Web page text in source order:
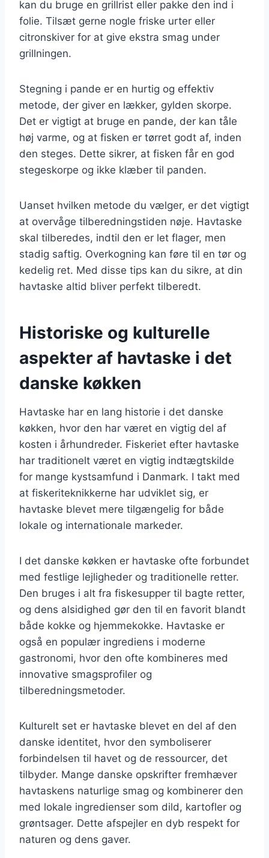
kan du bruge en grillrist eller pakke den ind i
folie. Tilsæt gerne nogle friske urter eller
citronskiver for at give ekstra smag under
grillningen.
Stegning i pande er en hurtig og effektiv
metode, der giver en lækker, gylden skorpe.
Det er vigtigt at bruge en pande, der kan tåle
høj varme, og at fisken er tørret godt af, inden
den steges. Dette sikrer, at fisken får en god
stegeskorpe og ikke klæber til panden.
Uanset hvilken metode du vælger, er det vigtigt
at overvåge tilberedningstiden nøje. Havtaske
skal tilberedes, indtil den er let flager, men
stadig saftig. Overkogning kan føre til en tør og
kedelig ret. Med disse tips kan du sikre, at din
havtaske altid bliver perfekt tilberedt.
Historiske og kulturelle
aspekter af havtaske i det
danske køkken
Havtaske har en lang historie i det danske
køkken, hvor den har været en vigtig del af
kosten i århundreder. Fiskeriet efter havtaske
har traditionelt været en vigtig indtægtskilde
for mange kystsamfund i Danmark. I takt med
at fiskeriteknikkerne har udviklet sig, er
havtaske blevet mere tilgængelig for både
lokale og internationale markeder.
I det danske køkken er havtaske ofte forbundet
med festlige lejligheder og traditionelle retter.
Den bruges i alt fra fiskesupper til bagte retter,
og dens alsidighed gør den til en favorit blandt
både kokke og hjemmekokke. Havtaske er
også en populær ingrediens i moderne
gastronomi, hvor den ofte kombineres med
innovative smagsprofiler og
tilberedningsmetoder.
Kulturelt set er havtaske blevet en del af den
danske identitet, hvor den symboliserer
forbindelsen til havet og de ressourcer, det
tilbyder. Mange danske opskrifter fremhæver
havtaskens naturlige smag og kombinerer den
med lokale ingredienser som dild, kartofler og
grøntsager. Dette afspejler en dyb respekt for
naturen og dens gaver.